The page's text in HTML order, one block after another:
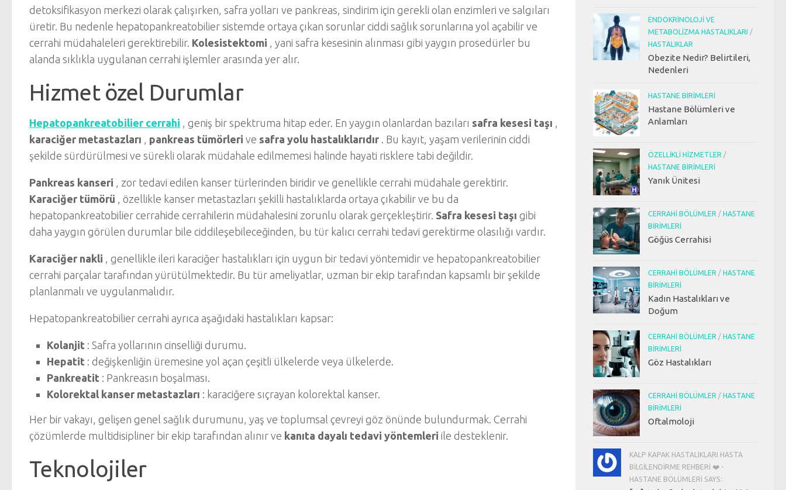
detoksifikasyon merkezi olarak çalışırken, safra yolları ve pankreas, sindirim için gerekli olan enzimleri ve salgıları
üretir. Bu nedenle hepatopankreatobilier sistemde ortaya çıkan sorunlar ciddi sağlık sorunlarına yol açabilir ve
cerrahi müdahaleleri gerektirebilir. Kolesistektomi , yani safra kesesinin alınması gibi yaygın prosedürler bu
alanda sıklıkla uygulanan cerrahi işlemler arasında yer alır.
Hizmet özel Durumlar
Hepatopankreatobilier cerrahi , geniş bir spektruma hitap eder. En yaygın olanlardan bazıları safra kesesi taşı ,
karaciğer metastazları , pankreas tümörleri ve safra yolu hastalıklarıdır . Bu kayıt, yaşam verilerinin ciddi
şekilde sürdürülmesi ve sürekli olarak müdahale edilmemesi halinde hayati risklere tabi değildir.
Pankreas kanseri , zor tedavi edilen kanser türlerinden biridir ve genellikle cerrahi müdahale gerektirir.
Karaciğer tümörü , özellikle kanser metastazları şekilli hastalıklarda ortaya çıkabilir ve bu da
hepatopankreatobilier cerrahide cerrahilerin müdahalesini zorunlu olarak gerçekleştirir. Safra kesesi taşı gibi
daha yaygın görülen durumlar bile ciddileşebileceğinden, bu tür kalıcı cerrahi tedavi gerektirme olasılığı vardır.
Karaciğer nakli , genellikle ileri karaciğer hastalıkları için uygun bir tedavi yöntemidir ve hepatopankreatobilier
cerrahi parçalar tarafından yürütülmektedir. Bu tür ameliyatlar, uzman bir ekip tarafından kapsamlı bir şekilde
planlanmalı ve uygulanmalıdır.
Hepatopankreatobilier cerrahi ayrıca aşağıdaki hastalıkları kapsar:
Kolanjit : Safra yollarının cinselliği durumu.
Hepatit : değişkenliğin üremesine yol açan çeşitli ülkelerde veya ülkelerde.
Pankreatit : Pankreasın boşalması.
Kolorektal kanser metastazları : karaciğere sıçrayan kolorektal kanser.
Her bir vakayı, gelişen genel sağlık durumunu, yaş ve toplumsal çevreyi göz önünde bulundurmak. Cerrahi
çözümlerde multidisipliner bir ekip tarafından alınır ve kanıta dayalı tedavi yöntemleri ile desteklenir.
Teknolojiler
ENDOKRINOLOJI VE
METABOLIZMA HASTALIKLARI /
HASTALIKLAR
Obezite Nedir? Belirtileri,
Nedenleri
HASTANE BIRIMLERI
Hastane Bölümleri ve
Anlamları
ÖZELLIKLI HIZMETLER /
HASTANE BIRIMLERI
Yanık Ünitesi
CERRAHI BÖLÜMLER / HASTANE
BIRIMLERI
Göğüs Cerrahisi
CERRAHI BÖLÜMLER / HASTANE
BIRIMLERI
Kadın Hastalıkları ve
Doğum
CERRAHI BÖLÜMLER / HASTANE
BIRIMLERI
Göz Hastalıkları
CERRAHI BÖLÜMLER / HASTANE
BIRIMLERI
Oftalmoloji
KALP KAPAK HASTALIKLARI HASTA
BILGILENDIRME REHBERI ❤️ -
HASTANE BÖLÜMLERI SAYS: